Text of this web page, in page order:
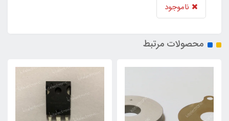
ناموجود
محصولات مرتبط